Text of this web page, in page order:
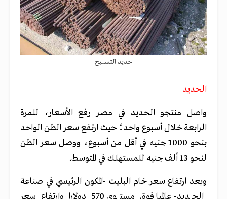
حديد التسليح
الحديد
واصل منتجو الحديد في مصر رفع الأسعار، للمرة
الرابعة خلال أسبوع واحد؛ حيث ارتفع سعر الطن الواحد
بنحو 1000 جنيه في أقل من أسبوع، ووصل سعر الطن
لنحو 13 ألف جنيه للمستهلك في المتوسط.
ويعد ارتفاع سعر خام البليت -المكون الرئيسي في صناعة
الحديد- عالميا فوق مستوى 570 دولارا وارتفاع سعر